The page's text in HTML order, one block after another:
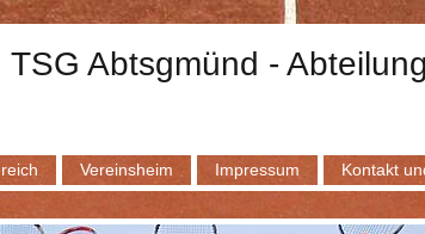
TSG Abtsgmünd -
Vereinsheim Impressum Kontakt